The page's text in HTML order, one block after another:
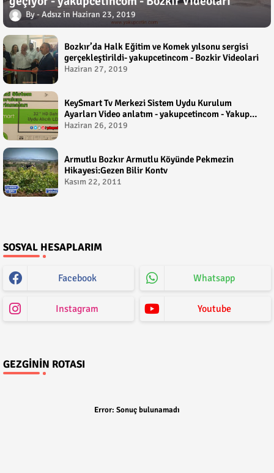
Adsız Haziran 23, 2019
Bozkır’da Halk Eğitim ve Komek yılsonu sergisi
gerçekleştirildi- yakupcetincom - Bozkir Videolari
Haziran 27, 2019
KeySmart Tv Merkezi Sistem Uydu Kurulum
Ayarları Video anlatım - yakupcetincom - Yakup
Çetin
Haziran 26, 2019
Armutlu Bozkır Armutlu Köyünde Pekmezin
Hikayesi:Gezen Bilir Kontv
Kasım 22, 2011
SOSYAL HESAPLARIM
Facebook Whatsapp
Instagram Youtube
GEZGININ ROTASI
Error: Sonuç bulunamadı